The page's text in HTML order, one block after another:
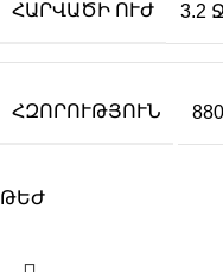
ՀԱՐՎԱԾԻ ՈՒԺ 3.2
ՀԶՈՐՈՒԹՅՈՒՆ
ԹԵԺ